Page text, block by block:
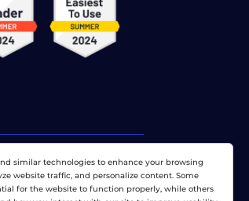
Monitor, Inc .
similar technologies to enhance your browsing
website traffic, and personalize content. Some
for the website to function properly, while others